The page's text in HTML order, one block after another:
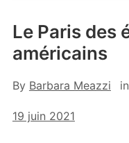
Le Paris des
américains
By Barbara Meazzi in
19 juin 2021